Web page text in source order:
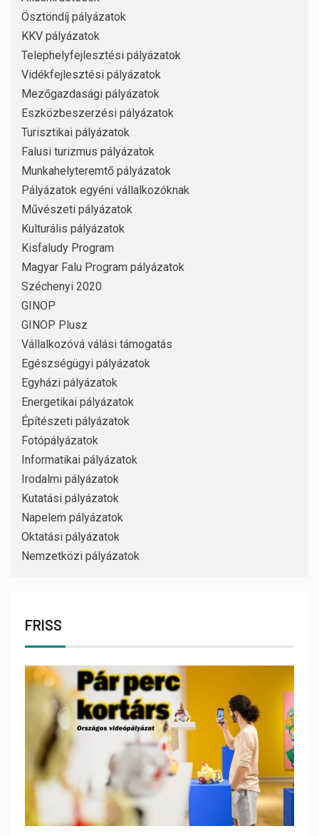
Ösztöndíj pályázatok
KKV pályázatok
Telephelyfejlesztési pályázatok
Vidékfejlesztési pályázatok
Mezőgazdasági pályázatok
Eszközbeszerzési pályázatok
Turisztikai pályázatok
Falusi turizmus pályázatok
Munkahelyteremtő pályázatok
Pályázatok egyéni vállalkozóknak
Művészeti pályázatok
Kulturális pályázatok
Kisfaludy Program
Magyar Falu Program pályázatok
Széchenyi 2020
GINOP
GINOP Plusz
Vállalkozóvá válási támogatás
Egészségügyi pályázatok
Egyházi pályázatok
Energetikai pályázatok
Építészeti pályázatok
Fotópályázatok
Informatikai pályázatok
Irodalmi pályázatok
Kutatási pályázatok
Napelem pályázatok
Oktatási pályázatok
Nemzetközi pályázatok
FRISS